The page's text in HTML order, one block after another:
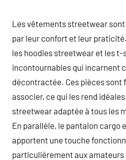
Les vêtements streetwear
par leur confort et leur
les hoodies streetwear et les
incontournables qui incarnent
décontractée. Ces pièces sont
associer, ce qui les rend
streetwear adaptée à tous les
En parallèle, le pantalon cargo
apportent une touche
particulièrement aux amateurs